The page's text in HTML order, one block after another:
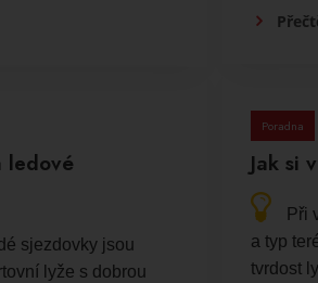
ledové
sjezdovky jsou
lyže s dobrou
Poradna
Jak si
Při
a typ
tvrdost